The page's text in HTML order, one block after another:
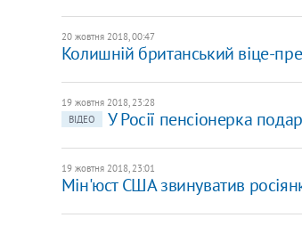
20 жовтня 2018, 00:47
Колишній британський віце-
19 жовтня 2018, 23:28
ВІДЕО
У Росії пенсіонерка
19 жовтня 2018, 23:01
Мін'юст США звинуватив